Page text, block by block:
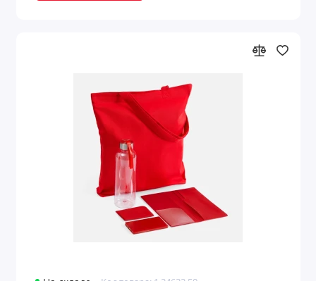
Подарочные наборы с аккумуляторами
Подарочные наборы с блокнотами
Подарочные наборы с бутылками для
Подарочные наборы с вареньем
Подарочные наборы с визитницей